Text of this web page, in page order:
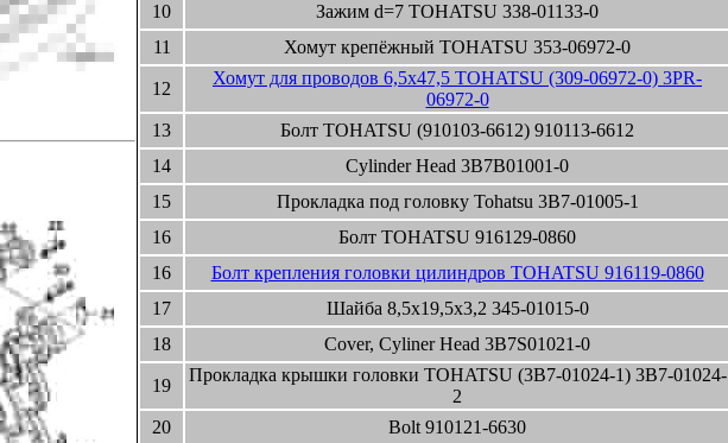
10
Зажим d=7 TOHATSU 338-01133-0
11
Хомут крепёжный TOHATSU 353-06972-0
12
Хомут для проводов 6,5x47,5 TOHATSU (309-06972-0) 3PR-
06972-0
13 Болт TOHATSU (910103-6612) 910113-6612
14
Cylinder Head 3B7B01001-0
15
Прокладка под головку Tohatsu 3B7-01005-1
16
Болт TOHATSU 916129-0860
16
Болт крепления головки цилиндров TOHATSU 916119-0860
17
Шайба 8,5x19,5x3,2 345-01015-0
18
Cover, Cyliner Head 3B7S01021-0
19
Прокладка крышки головки TOHATSU (3B7-01024-1) 3B7-01024-
2
20 Bolt 910121-6630